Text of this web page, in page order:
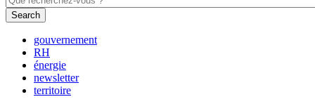
gouvernement
RH
énergie
newsletter
territoire